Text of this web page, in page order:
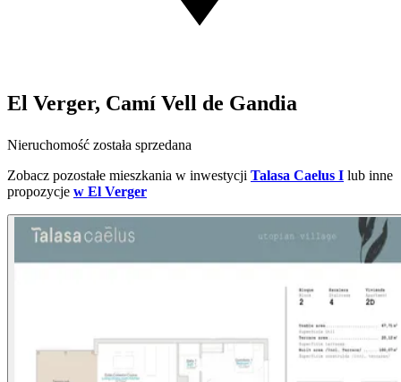
El Verger, Camí Vell de Gandia
Nieruchomość została sprzedana
Zobacz pozostałe mieszkania w inwestycji Talasa Caelus I lub inne
propozycje w El Verger